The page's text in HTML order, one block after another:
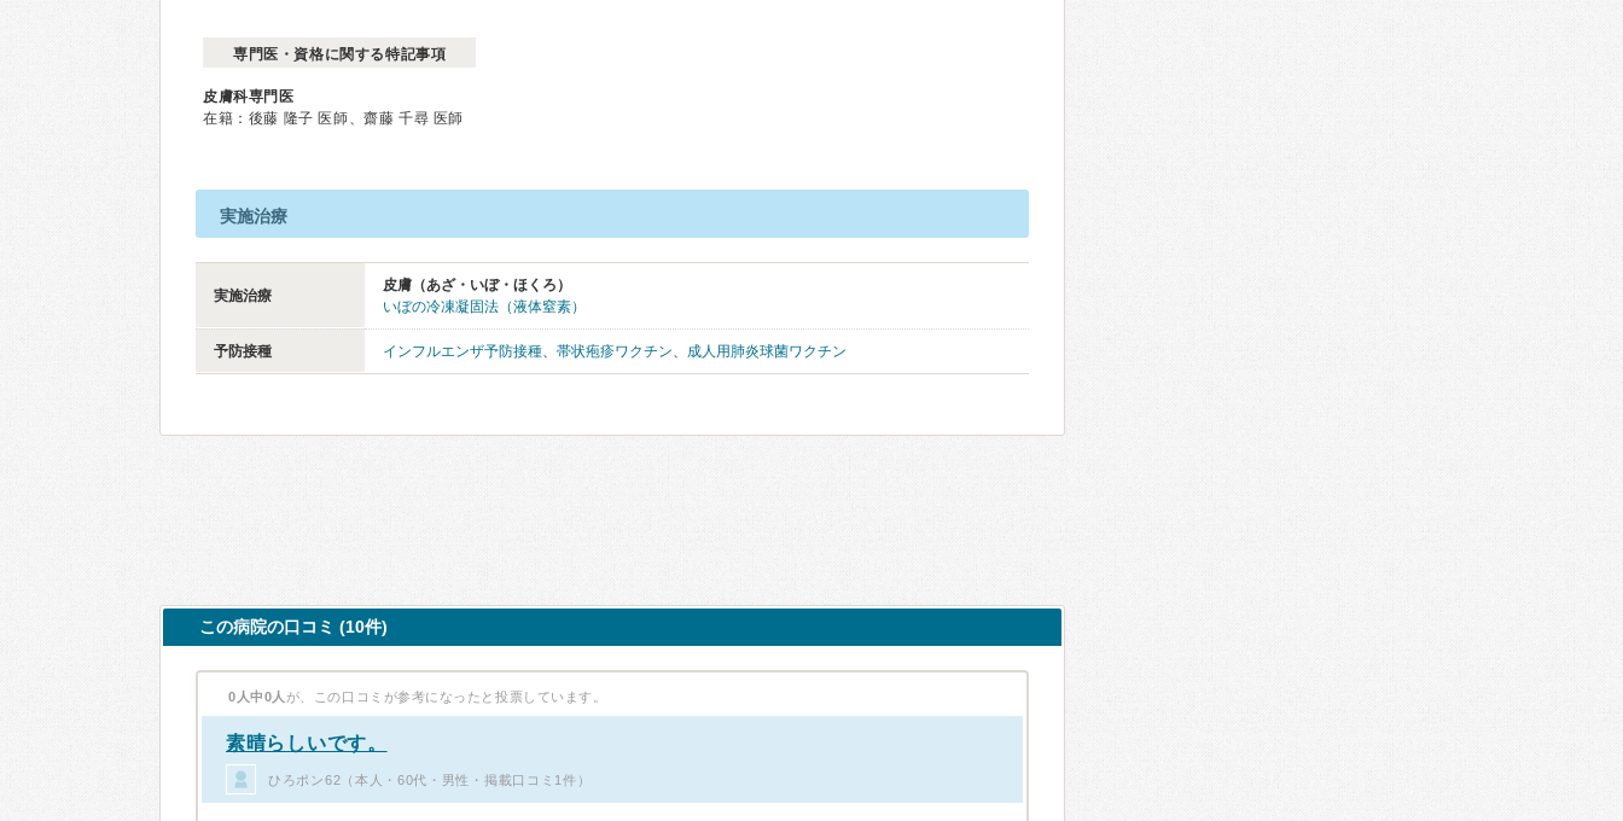
専門医・資格に関する特記事項
皮膚科専門医
在籍：後藤 隆子 医師、齋藤 千尋 医師
実施治療
実施治療
皮膚（あざ・いぼ・ほくろ）
いぼの冷凍凝固法（液体窒素）
予防接種 インフルエンザ予防接種、 帯状疱疹ワクチン、 成人用肺炎球菌ワクチン
この病院の口コミ (10件)
0人中0人 が、この口コミが参考になったと投票しています。
素晴らしいです。
ひろポン62（本人・60代・男性・掲載口コミ1件）